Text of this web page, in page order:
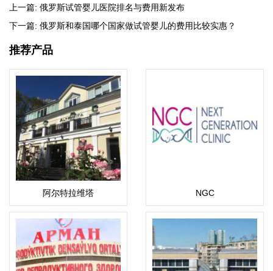
上一篇: 俄罗斯试管婴儿医院排名与费用新发布
下一篇: 俄罗斯和泰国哪个国家做试管婴儿的费用比较实惠？
推荐产品
阿尔特拉维塔 NGC